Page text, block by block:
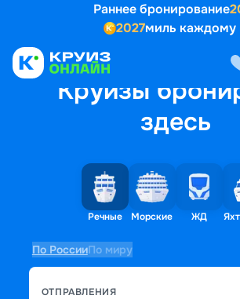
Раннее бронирование
2027миль каждому
Круизы
здесь
Речные Морские ЖД
По РоссииПо миру
ОТПРАВЛЕНИЯ